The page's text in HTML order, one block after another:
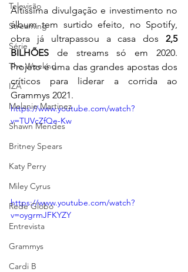
Televisão
Streaming
Série
The Weeknd
IZA
Melanie Martinez
Shawn Mendes
Britney Spears
Katy Perry
Miley Cyrus
Rede Globo
Entrevista
Grammys
Cardi B
Altíssima divulgação e investimento no
álbum tem surtido efeito, no Spotify,
obra já ultrapassou a casa dos 2,5
BILHÕES de streams só em 2020.
Projeto é uma das grandes apostas dos
críticos para liderar a corrida ao
Grammys 2021.
https://www.youtube.com/watch?
v=TUVcZfQe-Kw
https://www.youtube.com/watch?
v=oygrmJFKYZY